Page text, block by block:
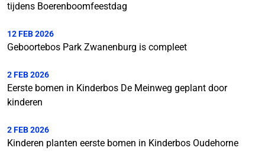
tijdens Boerenboomfeestdag
12 FEB 2026
Geboortebos Park Zwanenburg is compleet
2 FEB 2026
Eerste bomen in Kinderbos De Meinweg geplant door
kinderen
2 FEB 2026
Kinderen planten eerste bomen in Kinderbos Oudehorne